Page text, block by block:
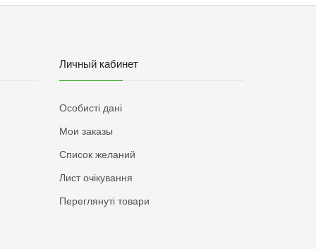
Личный кабинет
Особисті дані
Мои заказы
Список желаний
Лист очікування
Переглянуті товари